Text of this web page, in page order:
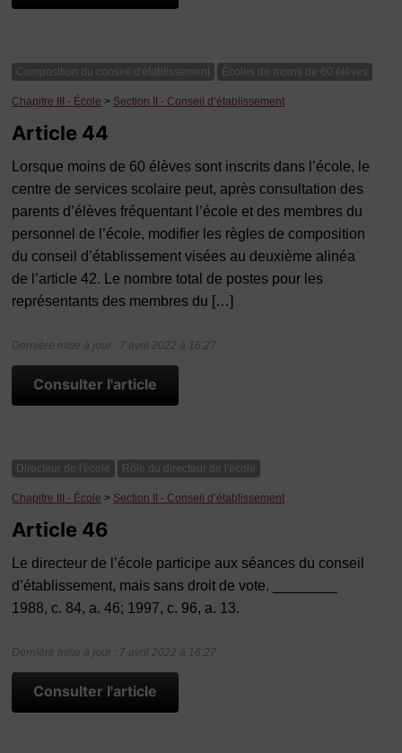
Composition du conseil d'établissement Écoles de moins de 60 élèves
Chapitre III - École > Section II - Conseil d’établissement
Article 44
Lorsque moins de 60 élèves sont inscrits dans l’école, le
centre de services scolaire peut, après consultation des
parents d’élèves fréquentant l’école et des membres du
personnel de l’école, modifier les règles de composition
du conseil d’établissement visées au deuxième alinéa
de l’article 42. Le nombre total de postes pour les
représentants des membres du […]
Dernière mise à jour : 7 avril 2022 à 16:27
Consulter l'article
Directeur de l'école Rôle du directeur de l'école
Chapitre III - École > Section II - Conseil d’établissement
Article 46
Le directeur de l’école participe aux séances du conseil
d’établissement, mais sans droit de vote. ________
1988, c. 84, a. 46; 1997, c. 96, a. 13.
Dernière mise à jour : 7 avril 2022 à 16:27
Consulter l'article